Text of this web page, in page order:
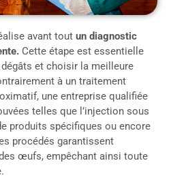
avant tout un diagnostic
Cette étape est essentielle
dégâts et choisir la meilleure
à un traitement
une entreprise qualifiée
telles que l’injection sous
produits spécifiques ou encore
procédés garantissent
œufs, empêchant ainsi toute